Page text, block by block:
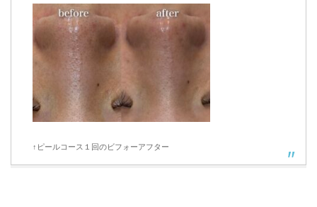
↑ピールコース１回のビフォーアフター